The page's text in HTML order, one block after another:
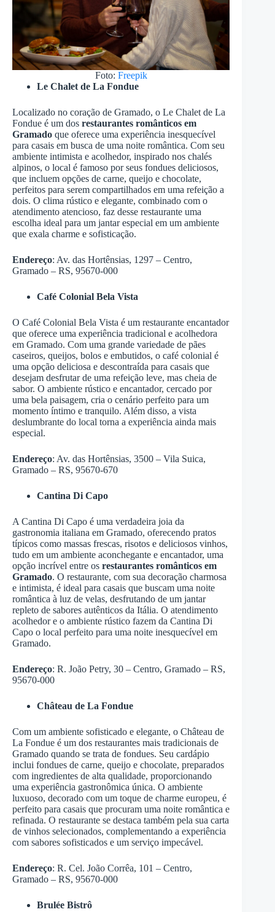
Foto: Freepik
Le Chalet de La Fondue
Localizado no coração de Gramado, o Le Chalet de La
Fondue é um dos restaurantes românticos em
Gramado que oferece uma experiência inesquecível
para casais em busca de uma noite romântica. Com seu
ambiente intimista e acolhedor, inspirado nos chalés
alpinos, o local é famoso por seus fondues deliciosos,
que incluem opções de carne, queijo e chocolate,
perfeitos para serem compartilhados em uma refeição a
dois. O clima rústico e elegante, combinado com o
atendimento atencioso, faz desse restaurante uma
escolha ideal para um jantar especial em um ambiente
que exala charme e sofisticação.
Endereço: Av. das Hortênsias, 1297 – Centro,
Gramado – RS, 95670-000
Café Colonial Bela Vista
O Café Colonial Bela Vista é um restaurante encantador
que oferece uma experiência tradicional e acolhedora
em Gramado. Com uma grande variedade de pães
caseiros, queijos, bolos e embutidos, o café colonial é
uma opção deliciosa e descontraída para casais que
desejam desfrutar de uma refeição leve, mas cheia de
sabor. O ambiente rústico e encantador, cercado por
uma bela paisagem, cria o cenário perfeito para um
momento íntimo e tranquilo. Além disso, a vista
deslumbrante do local torna a experiência ainda mais
especial.
Endereço: Av. das Hortênsias, 3500 – Vila Suica,
Gramado – RS, 95670-670
Cantina Di Capo
A Cantina Di Capo é uma verdadeira joia da
gastronomia italiana em Gramado, oferecendo pratos
típicos como massas frescas, risotos e deliciosos vinhos,
tudo em um ambiente aconchegante e encantador, uma
opção incrível entre os restaurantes românticos em
Gramado. O restaurante, com sua decoração charmosa
e intimista, é ideal para casais que buscam uma noite
romântica à luz de velas, desfrutando de um jantar
repleto de sabores autênticos da Itália. O atendimento
acolhedor e o ambiente rústico fazem da Cantina Di
Capo o local perfeito para uma noite inesquecível em
Gramado.
Endereço: R. João Petry, 30 – Centro, Gramado – RS,
95670-000
Château de La Fondue
Com um ambiente sofisticado e elegante, o Château de
La Fondue é um dos restaurantes mais tradicionais de
Gramado quando se trata de fondues. Seu cardápio
inclui fondues de carne, queijo e chocolate, preparados
com ingredientes de alta qualidade, proporcionando
uma experiência gastronômica única. O ambiente
luxuoso, decorado com um toque de charme europeu, é
perfeito para casais que procuram uma noite romântica e
refinada. O restaurante se destaca também pela sua carta
de vinhos selecionados, complementando a experiência
com sabores sofisticados e um serviço impecável.
Endereço: R. Cel. João Corrêa, 101 – Centro,
Gramado – RS, 95670-000
Brulée Bistrô